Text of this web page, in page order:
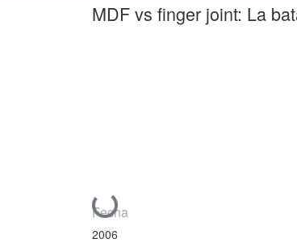
MDF vs finger joint: La
Cargando...
Fecha
2006